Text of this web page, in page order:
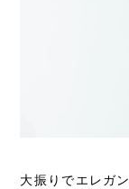
大振りでエレガ